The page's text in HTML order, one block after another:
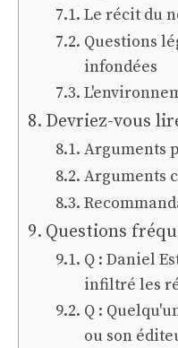
Le récit du
Questions
infondées
Devriez-vous
Arguments
Arguments
Questions
Q : Daniel
infiltré les
Q :
ou son